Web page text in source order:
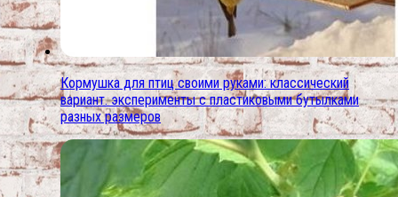
Кормушка для птиц своими руками: классический
вариант. эксперименты с пластиковыми бутылками
разных размеров